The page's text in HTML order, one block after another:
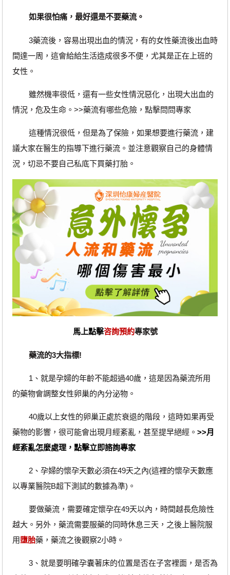
如果很怕痛，最好還是不要藥流。
3藥流後，容易出現出血的情況，有的女性藥流後出血時
間達一周，這會給給生活造成很多不便，尤其是正在上班的
女性。
雖然機率很低，還有一些女性情況惡化，出現大出血的
情況，危及生命。>>藥流有哪些危險，點擊問問專家
這種情況很低，但是為了保險，如果想要進行藥流，建
議大家在醫生的指導下進行藥流。並注意觀察自己的身體情
況，切忌不要自己私底下買藥打胎。
馬上點擊咨詢預約專家號
藥流的3大指標!
1、就是孕婦的年齡不能超過40歲，這是因為藥流所用
的藥物會調整女性卵巢的內分泌物。
40歲以上女性的卵巢正處於衰退的階段，這時如果再受
藥物的影響，很可能會出現月經紊亂，甚至提早絕經。 >>月
經紊亂怎麼處理，點擊立即諮詢專家
2、孕婦的懷孕天數必須在49天之內(這裡的懷孕天數應
以專業醫院B超下測試的數據為準)。
要做藥流，需要確定懷孕在49天以內，時間越長危險性
越大。另外，藥流需要服藥的同時休息三天，之後上醫院服
用墮胎藥，藥流之後觀察2小時。
3、就是要明確孕囊著床的位置是否在子宮裡面，是否為